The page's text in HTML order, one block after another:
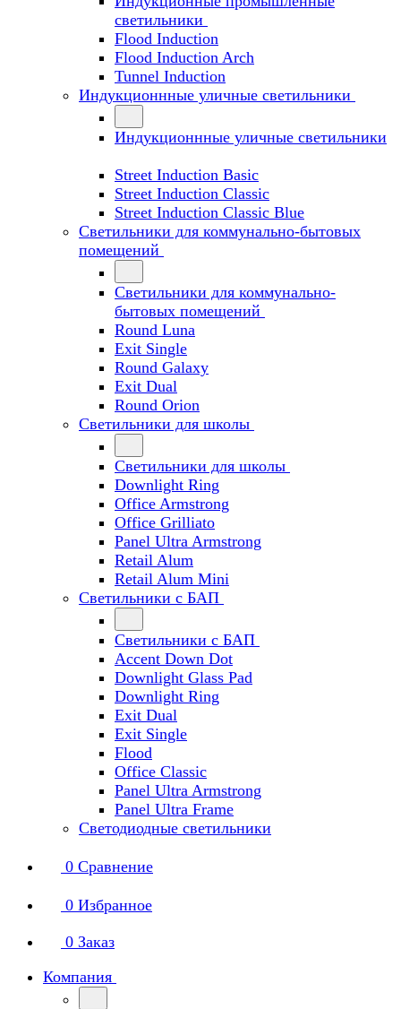
светильники
Flood Induction
Flood Induction Arch
Tunnel Induction
Индукционнные уличные светильники
Индукционнные уличные светильники
Street Induction Basic
Street Induction Classic
Street Induction Classic Blue
Светильники для коммунально-бытовых
помещений
Светильники для коммунально-
бытовых помещений
Round Luna
Exit Single
Round Galaxy
Exit Dual
Round Orion
Светильники для школы
Светильники для школы
Downlight Ring
Office Armstrong
Office Grilliato
Panel Ultra Armstrong
Retail Alum
Retail Alum Mini
Светильники с БАП
Светильники с БАП
Accent Down Dot
Downlight Glass Pad
Downlight Ring
Exit Dual
Exit Single
Flood
Office Classic
Panel Ultra Armstrong
Panel Ultra Frame
Светодиодные светильники
0 Сравнение
0 Избранное
0 Заказ
Компания